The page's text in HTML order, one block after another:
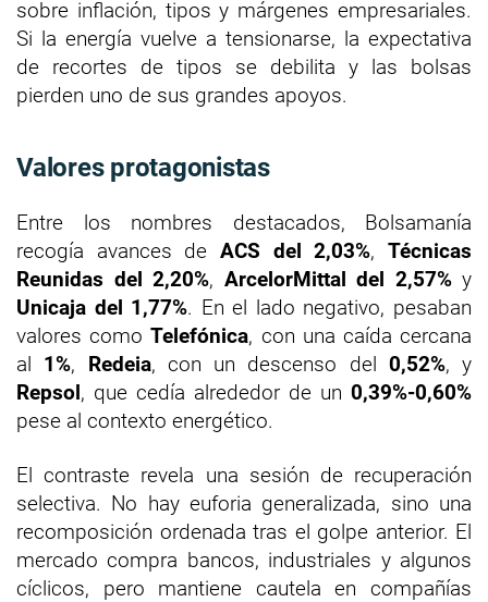
sobre inflación, tipos y márgenes empresariales.
Si la energía vuelve a tensionarse, la expectativa
de recortes de tipos se debilita y las bolsas
pierden uno de sus grandes apoyos.
Valores protagonistas
Entre los nombres destacados, Bolsamanía
recogía avances de ACS del 2,03%,Técnicas
Reunidas del 2,20%, ArcelorMittal del 2,57%y
Unicaja del 1,77%. En el lado negativo, pesaban
valores comoTelefónica, con una caída cercana
al 1%, Redeia, con un descenso del 0,52%, y
Repsol, que cedía alrededor de un 0,39%-0,60%
pese al contexto energético.
El contraste revela una sesión de recuperación
selectiva. No hay euforia generalizada, sino una
recomposición ordenada tras el golpe anterior. El
mercado compra bancos, industriales y algunos
cíclicos, pero mantiene cautela en compañías